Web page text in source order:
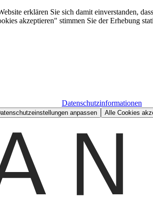
erklären Sie sich damit einverstanden,
akzeptieren" stimmen Sie der Erhebung
Datenschutzinformationen
anpassen Alle Cookies